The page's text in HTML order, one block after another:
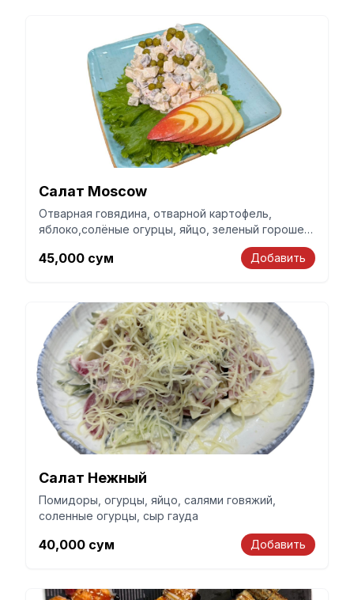
Салат Moscow
Отварная говядина, отварной картофель,
яблоко,солёные огурцы, яйцо, зеленый горошек,
45,000 сум Добавить
Салат Нежный
Помидоры, огурцы, яйцо, салями говяжий,
соленные огурцы, сыр гауда
40,000 сум Добавить